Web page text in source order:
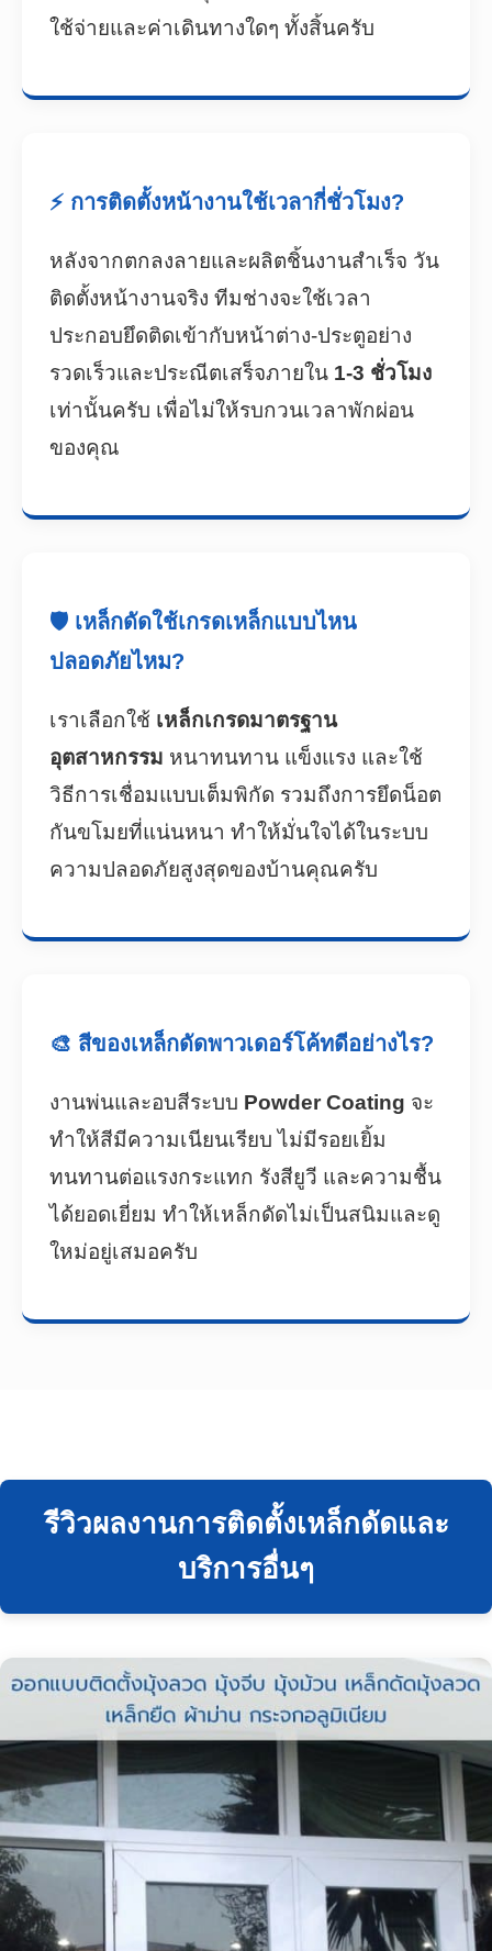
ใช้จ่ายและค่าเดินทางใดๆ ทั้งสิ้นครับ
⚡ การติดตั้งหน้างานใช้เวลากี่ชั่วโมง?
หลังจากตกลงลายและผลิตชิ้นงานสำเร็จ วัน
ติดตั้งหน้างานจริง ทีมช่างจะใช้เวลา
ประกอบยึดติดเข้ากับหน้าต่าง-ประตูอย่าง
รวดเร็วและประณีตเสร็จภายใน 1-3 ชั่วโมง
เท่านั้นครับ เพื่อไม่ให้รบกวนเวลาพักผ่อน
ของคุณ
🛡️ เหล็กดัดใช้เกรดเหล็กแบบไหน
ปลอดภัยไหม?
เราเลือกใช้ เหล็กเกรดมาตรฐาน
อุตสาหกรรม หนาทนทาน แข็งแรง และใช้
วิธีการเชื่อมแบบเต็มพิกัด รวมถึงการยึดน็อต
กันขโมยที่แน่นหนา ทำให้มั่นใจได้ในระบบ
ความปลอดภัยสูงสุดของบ้านคุณครับ
🎨 สีของเหล็กดัดพาวเดอร์โค้ทดีอย่างไร?
งานพ่นและอบสีระบบ Powder Coating จะ
ทำให้สีมีความเนียนเรียบ ไม่มีรอยเยิ้ม
ทนทานต่อแรงกระแทก รังสียูวี และความชื้น
ได้ยอดเยี่ยม ทำให้เหล็กดัดไม่เป็นสนิมและดู
ใหม่อยู่เสมอครับ
รีวิวผลงานการติดตั้งเหล็กดัดและ
บริการอื่นๆ